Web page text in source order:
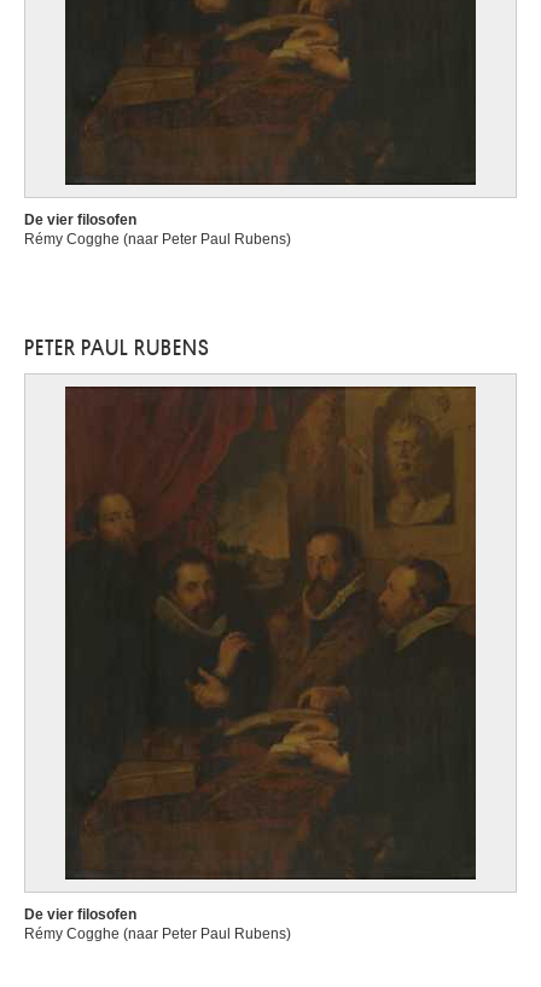
De vier filosofen
Rémy Cogghe (naar Peter Paul Rubens)
PETER PAUL RUBENS
De vier filosofen
Rémy Cogghe (naar Peter Paul Rubens)